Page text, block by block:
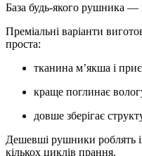
База будь-якого рушника —
Преміальні варіанти
проста:
тканина м’якша і
краще поглинає
довше зберігає
Дешевші рушники роблять
кількох циклів прання.